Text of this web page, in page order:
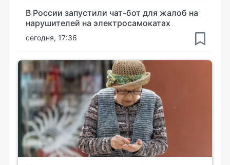
В России запустили чат-бот для жалоб на
нарушителей на электросамокатах
сегодня, 17:36